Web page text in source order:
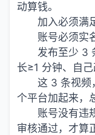
动算钱。
加入必须满
账号必须实
发布至少 3
长≥1 分钟、自
这 3 条视频
个平台加起来，
账号没有违
审核通过，才算